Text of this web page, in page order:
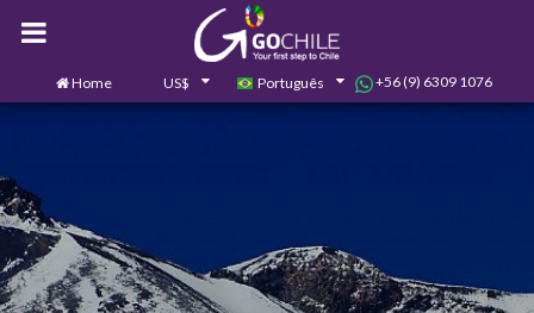
Home US$ Português +56 (9) 6309 1076